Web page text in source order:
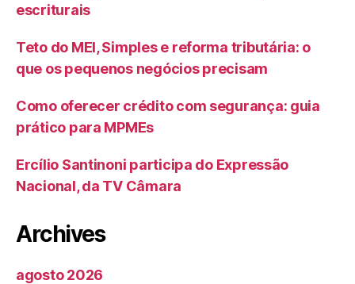
escriturais
Teto do MEI, Simples e reforma tributária: o
que os pequenos negócios precisam
Como oferecer crédito com segurança: guia
prático para MPMEs
Ercílio Santinoni participa do Expressão
Nacional, da TV Câmara
Archives
agosto 2026